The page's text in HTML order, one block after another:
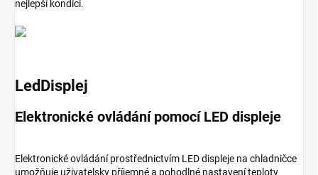
nejlepší kondici.
LedDisplej
Elektronické ovládání pomocí LED displeje
Elektronické ovládání prostřednictvím LED displeje na chladničce
umožňuje uživatelsky příjemné a pohodlné nastavení teploty